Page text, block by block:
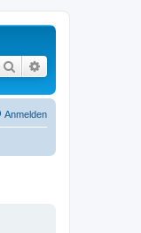
Suche
Anmelden